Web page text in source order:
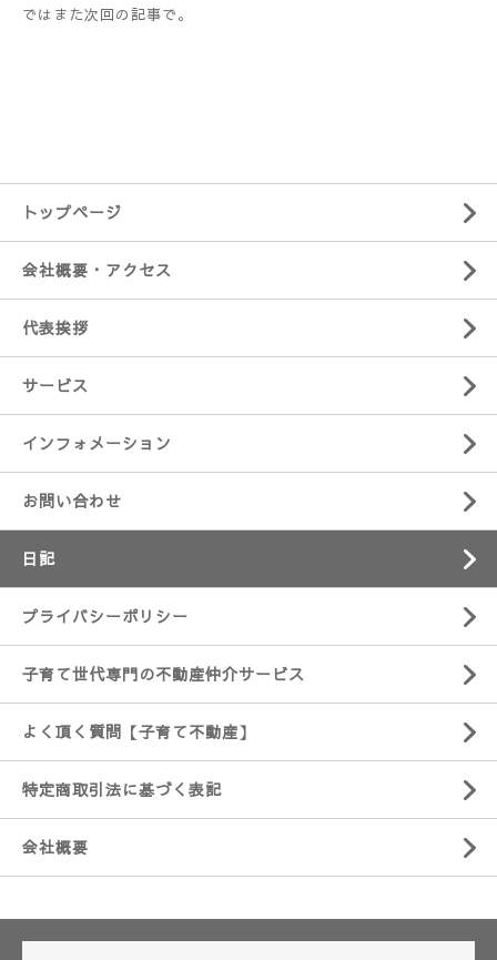
ではまた次回の記事で。
トップページ
会社概要・アクセス
代表挨拶
サービス
インフォメーション
お問い合わせ
日記
プライバシーポリシー
子育て世代専門の不動産仲介サービス
よく頂く質問【子育て不動産】
特定商取引法に基づく表記
会社概要